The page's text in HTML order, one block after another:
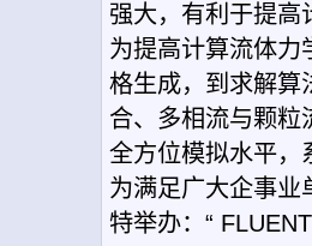
强大，有利于提高
为提高计算流体力
格生成，到求解算
合、多相流与颗粒
全方位模拟水平，
为满足广大企事业
特举办：“